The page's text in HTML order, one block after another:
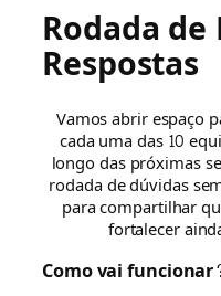
Rodada
Respostas
Vamos abrir espaço
cada uma das 10
longo das próximas
rodada de dúvidas
para compartilhar
fortalecer
Como vai